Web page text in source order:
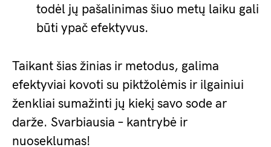
todėl jų pašalinimas šiuo metų laiku gali
būti ypač efektyvus.
Taikant šias žinias ir metodus, galima
efektyviai kovoti su piktžolėmis ir ilgainiui
ženkliai sumažinti jų kiekį savo sode ar
darže. Svarbiausia – kantrybė ir
nuoseklumas!